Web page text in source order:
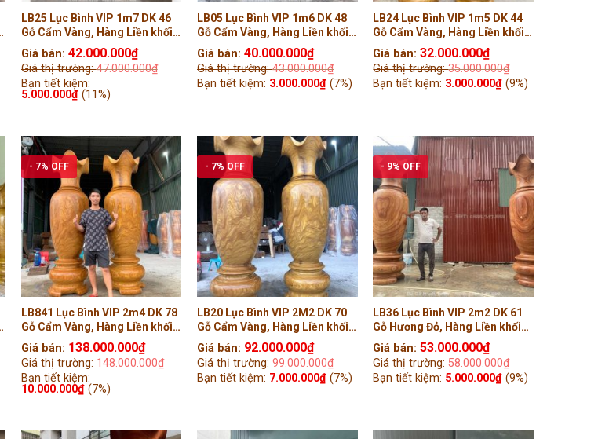
LB25 Lục Bình VIP 1m7 DK 46
Gỗ Cẩm Vàng, Hàng Liền khối
Tiện Tay ( Bác Nam, Bình
Dương )
Giá bán: 42.000.000₫
Giá thị trường:47.000.000₫
Bạn tiết kiệm:
5.000.000₫ (11%)
LB05 Lục Bình VIP 1m6 DK 48
Gỗ Cẩm Vàng, Hàng Liền khối
Tiện Tay ( Chú Công, Nam Định
)
Giá bán:40.000.000₫
Giá thị trường:43.000.000₫
Bạn tiết kiệm: 3.000.000₫ (7%)
LB24 Lục Bình VIP 1m5 DK 44
Gỗ Cẩm Vàng, Hàng Liền khối
Tiện Tay ( Chú Hải, Nghệ An)
Giá bán:32.000.000₫
Giá thị trường:35.000.000₫
Bạn tiết kiệm: 3.000.000₫ (9%)
- 7% OFF
LB841 Lục Bình VIP 2m4 DK 78
Gỗ Cẩm Vàng, Hàng Liền khối
Tiện Tay ( Chú Long, Sài Gòn )
Giá bán: 138.000.000₫
Giá thị trường:148.000.000₫
Bạn tiết kiệm:
10.000.000₫ (7%)
- 7% OFF
LB20 Lục Bình VIP 2M2 DK 70
Gỗ Cẩm Vàng, Hàng Liền khối
Tiện Tay ( Chú Tuấn, Ninh Bình
)
Giá bán: 92.000.000₫
Giá thị trường:99.000.000₫
Bạn tiết kiệm: 7.000.000₫ (7%)
- 9% OFF
LB36 Lục Bình VIP 2m2 DK 61
Gỗ Hương Đỏ, Hàng Liền khối
Tiện Tay ( Chú Thuận, Thái
Bình )
Giá bán:53.000.000₫
Giá thị trường:58.000.000₫
Bạn tiết kiệm: 5.000.000₫ (9%)